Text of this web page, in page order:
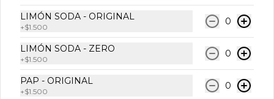
LIMÓN SODA - ORIGINAL
+$1.500
0
LIMÓN SODA - ZERO
+$1.500
0
PAP - ORIGINAL
+$1.500
0